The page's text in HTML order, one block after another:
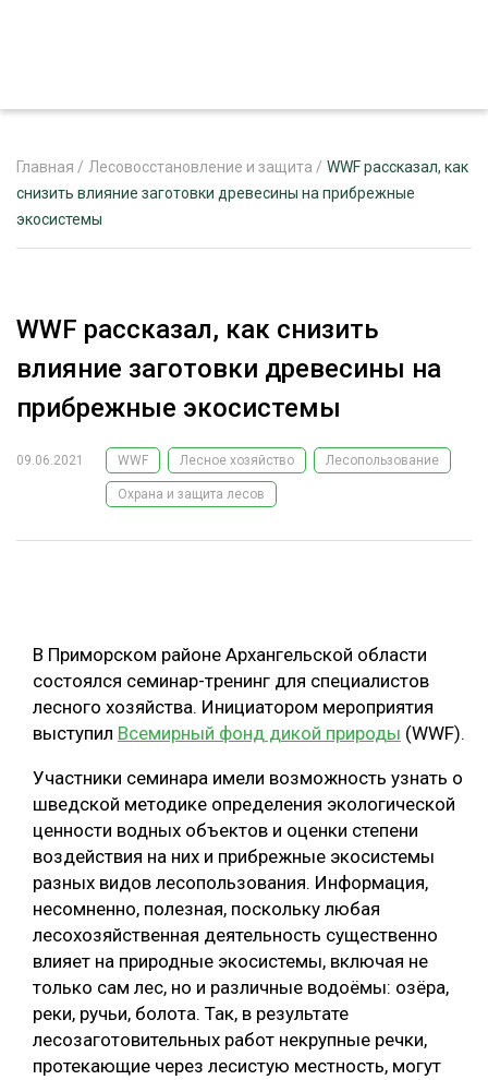
ЖУРНАЛ «ЛЕСНОЙ КОМПЛЕКС»
ЛЕСОЗАГОТОВКА
ЛОГИСТИКА
ПРОИЗВОДСТВО ДРЕВЕСНЫХ ПЛИТ
КОМПЛЕКСНАЯ ПЕРЕРАБОТКА
ЛЕСОПИЛЕНИЕ
ДЕРЕВЯННОЕ ДОМОСТРОЕНИЕ
БЕЗОПАСНОЕ ПРОИЗВОДСТВО
СОРТИРОВКА ДРЕВЕСИНЫ
СУШКА ДРЕВЕСИНЫ
МЕБЕЛЬНОЕ ПРОИЗВОДСТВО
ПОДБОРКИ СТАТЕЙ
ЭКСПЕРТНОЕ МНЕНИЕ
Главная / Лесовосстановление и защита / WWF рассказал, как
снизить влияние заготовки древесины на прибрежные
экосистемы
WWF рассказал, как снизить
влияние заготовки древесины на
прибрежные экосистемы
09.06.2021 WWF Лесное хозяйство Лесопользование
Охрана и защита лесов
В Приморском районе Архангельской области
состоялся семинар-тренинг для специалистов
лесного хозяйства. Инициатором мероприятия
выступил Всемирный фонд дикой природы (WWF).
Участники семинара имели возможность узнать о
шведской методике определения экологической
ценности водных объектов и оценки степени
воздействия на них и прибрежные экосистемы
разных видов лесопользования. Информация,
несомненно, полезная, поскольку любая
лесохозяйственная деятельность существенно
влияет на природные экосистемы, включая не
только сам лес, но и различные водоёмы: озёра,
реки, ручьи, болота. Так, в результате
лесозаготовительных работ некрупные речки,
протекающие через лесистую местность, могут